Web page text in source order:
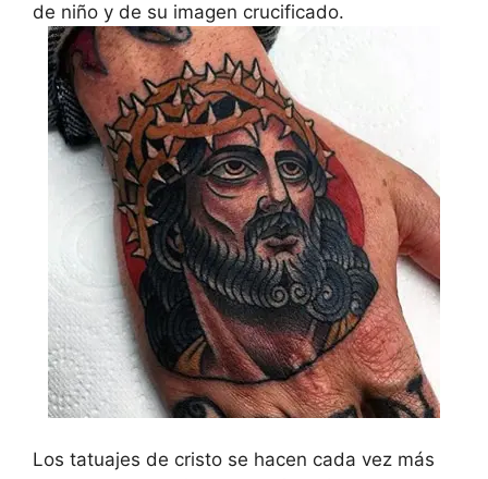
de niño y de su imagen crucificado.
Los tatuajes de cristo se hacen cada vez más